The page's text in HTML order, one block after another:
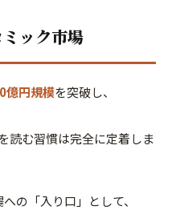
ック市場
億円規模を突破し、
読む習慣は完全に定着しま
の「入り口」として、